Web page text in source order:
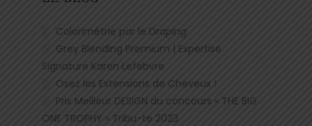
Colorimètrie par le Draping
Grey Blending Premium | Expertise
Signature Karen Lefebvre
Osez les Extensions de Cheveux !
Prix Meilleur DESIGN du concours « THE BIG
ONE TROPHY » Tribu-te 2023